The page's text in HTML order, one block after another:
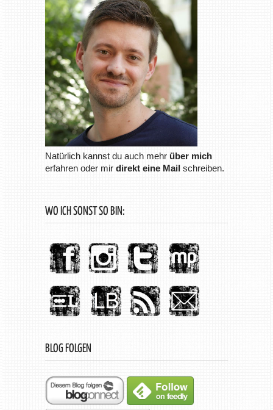
Natürlich kannst du auch mehr über mich
erfahren oder mir direkt eine Mailschreiben.
WO ICH SONST SO BIN:
BLOG FOLGEN